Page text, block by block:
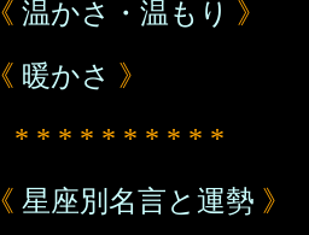
《 温かさ・温もり 》
《 暖かさ 》
* * * * * * * * * *
《 星座別名言と運勢 》